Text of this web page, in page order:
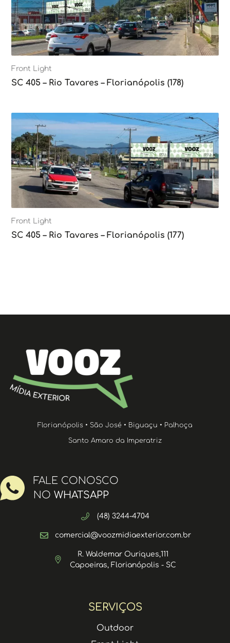
Front Light
SC 405 – Rio Tavares – Florianópolis (178)
Front Light
SC 405 – Rio Tavares – Florianópolis (177)
SERVIÇOS
Outdoor
Florianópolis • São José • Biguaçu • Palhoça
Santo Amaro da Imperatriz
FALE CONOSCO
NO WHATSAPP
(48) 3244-4704
comercial@voozmidiaexterior.com.br
R. Waldemar Ouriques,111
Capoeiras, Florianópolis - SC